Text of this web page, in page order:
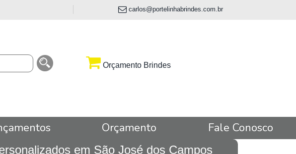
carlos@portelinhabrindes.com.br
Orçamento Brindes
Orçamento Fale Conosco
em São José dos Campos